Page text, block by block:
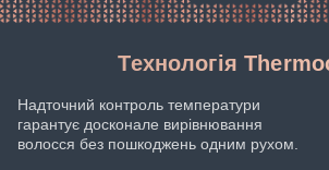
Технологія
Надточний контроль температури
гарантує досконале вирівнювання
волосся без пошкоджень одним рухом.